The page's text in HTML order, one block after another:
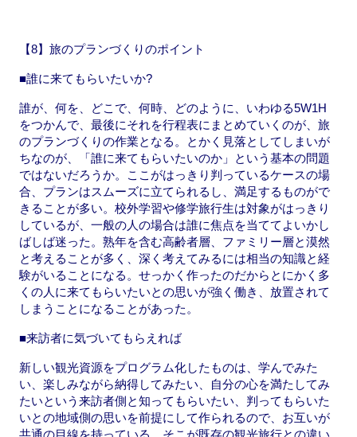
【8】旅のプランづくりのポイント
■誰に来てもらいたいか?
誰が、何を、どこで、何時、どのように、いわゆる5W1H
をつかんで、最後にそれを行程表にまとめていくのが、旅
のプランづくりの作業となる。とかく見落としてしまいが
ちなのが、「誰に来てもらいたいのか」という基本の問題
ではないだろうか。ここがはっきり判っているケースの場
合、プランはスムーズに立てられるし、満足するものがで
きることが多い。校外学習や修学旅行生は対象がはっきり
しているが、一般の人の場合は誰に焦点を当ててよいかし
ばしば迷った。熟年を含む高齢者層、ファミリー層と漠然
と考えることが多く、深く考えてみるには相当の知識と経
験がいることになる。せっかく作ったのだからとにかく多
くの人に来てもらいたいとの思いが強く働き、放置されて
しまうことになることがあった。
■来訪者に気づいてもらえれば
新しい観光資源をプログラム化したものは、学んでみた
い、楽しみながら納得してみたい、自分の心を満たしてみ
たいという来訪者側と知ってもらいたい、判ってもらいた
いとの地域側の思いを前提にして作られるので、お互いが